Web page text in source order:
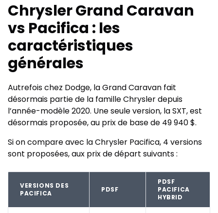
Chrysler Grand Caravan
vs Pacifica : les
caractéristiques
générales
Autrefois chez Dodge, la Grand Caravan fait
désormais partie de la famille Chrysler depuis
l’année-modèle 2020. Une seule version, la SXT, est
désormais proposée, au prix de base de 49 940 $.
Si on compare avec la Chrysler Pacifica, 4 versions
sont proposées, aux prix de départ suivants :
VERSIONS DES
PACIFICA
PDSF
PDSF
PACIFICA
HYBRID